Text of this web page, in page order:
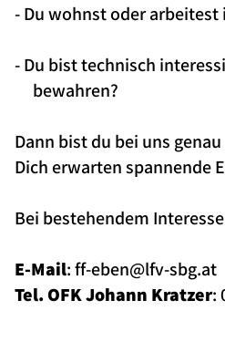
- Du wohnst oder
- Du bist technisch
bewahren?
Dann bist du bei uns
Dich erwarten spannende
Bei bestehendem
E-Mail:ff-eben@lfv-sbg.at
Tel. OFK Johann Kratzer: